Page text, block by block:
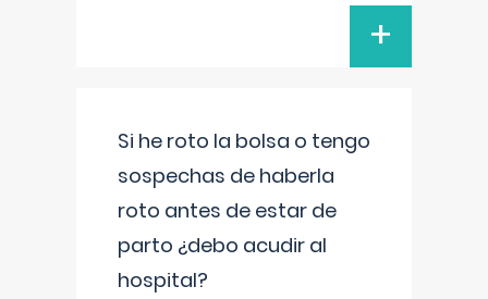
+
Si he roto la bolsa o tengo
sospechas de haberla
roto antes de estar de
parto ¿debo acudir al
hospital?